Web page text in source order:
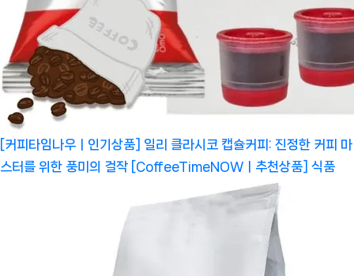
[커피타임나우ㅣ인기상품] 일리 클라시코 캡슐커피: 진정한 커피 마
스터를 위한 풍미의 걸작 [CoffeeTimeNOWㅣ추천상품] 식품